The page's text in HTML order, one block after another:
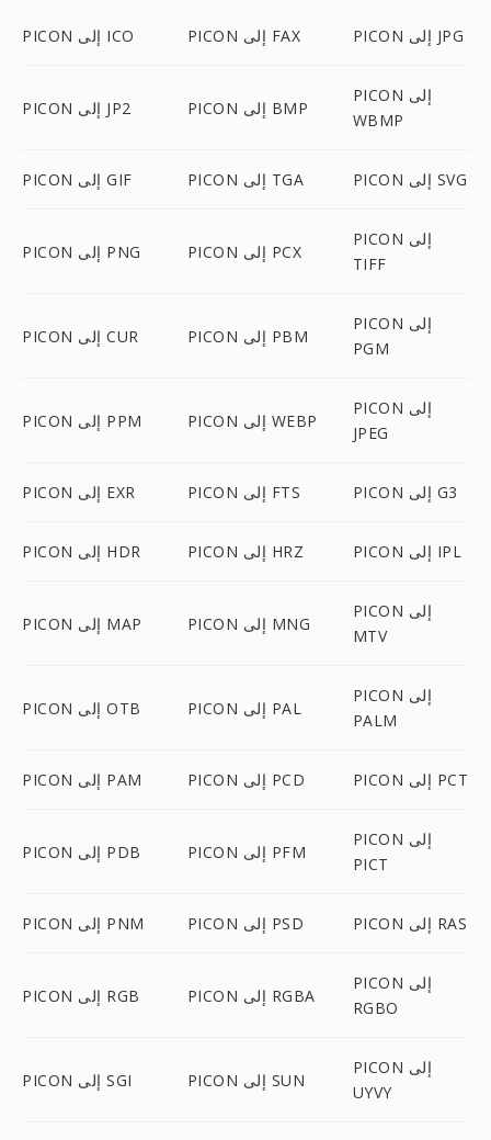
PICON إلى ICO PICON إلى FAX PICON إلى JPG
PICON إلى JP2 PICON إلى BMP
PICON إلى
WBMP
PICON إلى GIF PICON إلى TGA PICON إلى SVG
PICON إلى PNG PICON إلى PCX
PICON إلى
TIFF
PICON إلى CUR PICON إلى PBM
PICON إلى
PGM
PICON إلى PPM PICON إلى WEBP
PICON إلى
JPEG
PICON إلى EXR PICON إلى FTS PICON إلى G3
PICON إلى HDR PICON إلى HRZ PICON إلى IPL
PICON إلى MAP PICON إلى MNG
PICON إلى
MTV
PICON إلى OTB PICON إلى PAL
PICON إلى
PALM
PICON إلى PAM PICON إلى PCD PICON إلى PCT
PICON إلى PDB PICON إلى PFM
PICON إلى
PICT
PICON إلى PNM PICON إلى PSD PICON إلى RAS
PICON إلى RGB PICON إلى RGBA
PICON إلى
RGBO
PICON إلى SGI PICON إلى SUN
PICON إلى
UYVY